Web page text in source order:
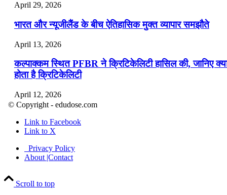
April 29, 2026
भारत और न्यूजीलैंड के बीच ऐतिहासिक मुक्त व्यापार समझौते
April 13, 2026
कल्पाक्कम स्थित PFBR ने क्रिटिकेलिटी हासिल की, जानिए
होता है क्रिटिकेलिटी
April 12, 2026
April 9, 2026
नासा का आर्टेमिस-2 मिशन: मनुष्य एक बार फिर से चंद्रमा के
पहुंचा
April 7, 2026
© Copyright - edudose.com
Link to Facebook
Link to X
Privacy Policy
About |Contact
Scroll to top